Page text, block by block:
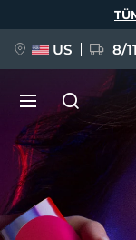
US 8/
YENİ
BREAKING
Dil Seçimi